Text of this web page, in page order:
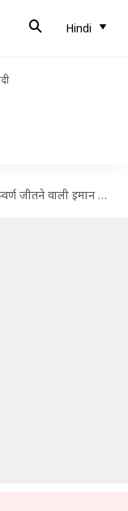
Hindi
खलीफ पुरुष हैं? सामने आई ये रिपोर्ट